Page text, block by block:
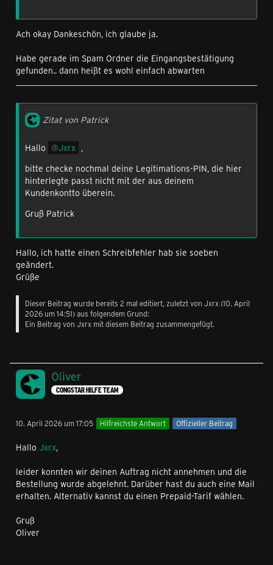
Ach okay Dankeschön, ich glaube ja.
Habe gerade im Spam Ordner die Eingangsbestätigung
gefunden.. dann heißt es wohl einfach abwarten
Zitat von Patrick
Hallo Jxrx ,
bitte checke nochmal deine Legitimations-PIN, die hier
hinterlegte passt nicht mit der aus deinem
Kundenkontto überein.
Gruß Patrick
Hallo, ich hatte einen Schreibfehler hab sie soeben
geändert.
Grüße
Dieser Beitrag wurde bereits 2 mal editiert, zuletzt von Jxrx (10. April
2026 um 14:51) aus folgendem Grund:
Ein Beitrag von Jxrx mit diesem Beitrag zusammengefügt.
Oliver
CONGSTAR HILFE TEAM
10. April 2026 um 17:05 Hilfreichste Antwort Offizieller Beitrag
Hallo Jxrx,
leider konnten wir deinen Auftrag nicht annehmen und die
Bestellung wurde abgelehnt. Darüber hast du auch eine Mail
erhalten. Alternativ kannst du einen Prepaid-Tarif wählen.
Gruß
Oliver